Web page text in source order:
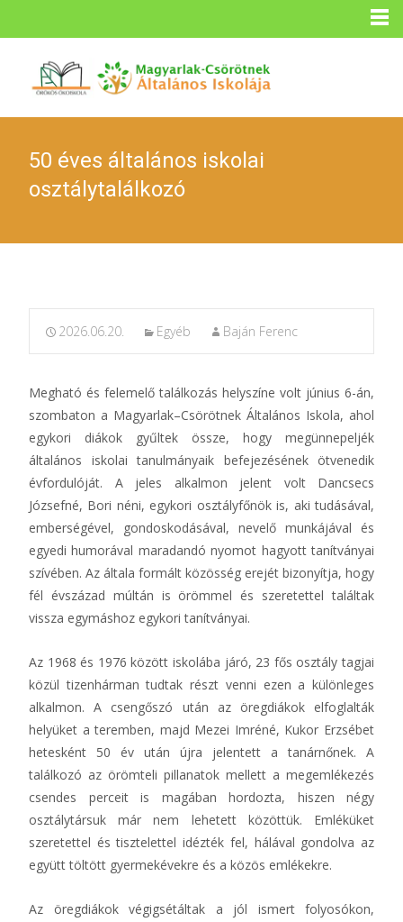
50 éves általános iskolai
osztálytalálkozó
2026.06.20. Egyéb Baján Ferenc
Megható és felemelő találkozás helyszíne volt június 6-án,
szombaton a Magyarlak–Csörötnek Általános Iskola, ahol
egykori diákok gyűltek össze, hogy megünnepeljék
általános iskolai tanulmányaik befejezésének ötvenedik
évfordulóját. A jeles alkalmon jelent volt Dancsecs
Józsefné, Bori néni, egykori osztályfőnök is, aki tudásával,
emberségével, gondoskodásával, nevelő munkájával és
egyedi humorával maradandó nyomot hagyott tanítványai
szívében. Az általa formált közösség erejét bizonyítja, hogy
fél évszázad múltán is örömmel és szeretettel találtak
vissza egymáshoz egykori tanítványai.
Az 1968 és 1976 között iskolába járó, 23 fős osztály tagjai
közül tizenhárman tudtak részt venni ezen a különleges
alkalmon. A csengőszó után az öregdiákok elfoglalták
helyüket a teremben, majd Mezei Imréné, Kukor Erzsébet
hetesként 50 év után újra jelentett a tanárnőnek. A
találkozó az örömteli pillanatok mellett a megemlékezés
csendes perceit is magában hordozta, hiszen négy
osztálytársuk már nem lehetett közöttük. Emléküket
szeretettel és tisztelettel idézték fel, hálával gondolva az
együtt töltött gyermekévekre és a közös emlékekre.
Az öregdiákok végigsétáltak a jól ismert folyosókon,